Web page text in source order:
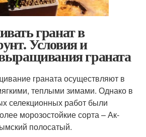
гранат в
Условия и
граната
граната осуществляют в
теплыми зимами. Однако в
селекционных работ были
морозостойкие сорта – Ак-
полосатый.